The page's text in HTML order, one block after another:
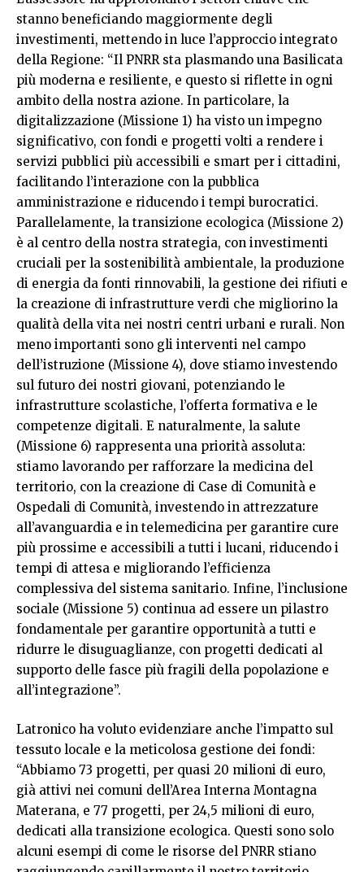
stanno beneficiando maggiormente degli
investimenti, mettendo in luce l’approccio integrato
della Regione: “Il PNRR sta plasmando una Basilicata
più moderna e resiliente, e questo si riflette in ogni
ambito della nostra azione. In particolare, la
digitalizzazione (Missione 1) ha visto un impegno
significativo, con fondi e progetti volti a rendere i
servizi pubblici più accessibili e smart per i cittadini,
facilitando l’interazione con la pubblica
amministrazione e riducendo i tempi burocratici.
Parallelamente, la transizione ecologica (Missione 2)
è al centro della nostra strategia, con investimenti
cruciali per la sostenibilità ambientale, la produzione
di energia da fonti rinnovabili, la gestione dei rifiuti e
la creazione di infrastrutture verdi che migliorino la
qualità della vita nei nostri centri urbani e rurali. Non
meno importanti sono gli interventi nel campo
dell’istruzione (Missione 4), dove stiamo investendo
sul futuro dei nostri giovani, potenziando le
infrastrutture scolastiche, l’offerta formativa e le
competenze digitali. E naturalmente, la salute
(Missione 6) rappresenta una priorità assoluta:
stiamo lavorando per rafforzare la medicina del
territorio, con la creazione di Case di Comunità e
Ospedali di Comunità, investendo in attrezzature
all’avanguardia e in telemedicina per garantire cure
più prossime e accessibili a tutti i lucani, riducendo i
tempi di attesa e migliorando l’efficienza
complessiva del sistema sanitario. Infine, l’inclusione
sociale (Missione 5) continua ad essere un pilastro
fondamentale per garantire opportunità a tutti e
ridurre le disuguaglianze, con progetti dedicati al
supporto delle fasce più fragili della popolazione e
all’integrazione”.
Latronico ha voluto evidenziare anche l’impatto sul
tessuto locale e la meticolosa gestione dei fondi:
“Abbiamo 73 progetti, per quasi 20 milioni di euro,
già attivi nei comuni dell’Area Interna Montagna
Materana, e 77 progetti, per 24,5 milioni di euro,
dedicati alla transizione ecologica. Questi sono solo
alcuni esempi di come le risorse del PNRR stiano